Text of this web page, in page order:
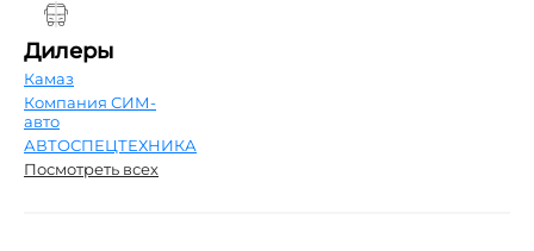
Дилеры
Камаз
Компания СИМ-
авто
АВТОСПЕЦТЕХНИКА
Посмотреть всех